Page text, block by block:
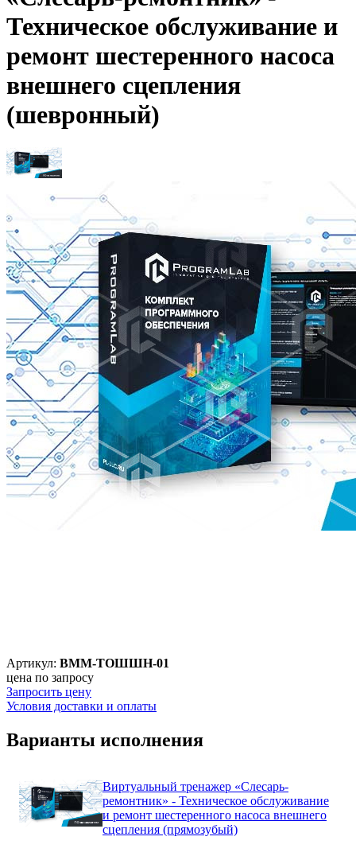
Техническое обслуживание и
ремонт шестеренного насоса
внешнего сцепления
(шевронный)
Артикул: ВММ-ТОШШН-01
цена по запросу
Запросить цену
Условия доставки и оплаты
Варианты исполнения
Виртуальный тренажер «Слесарь-
ремонтник» - Техническое обслуживание
и ремонт шестеренного насоса внешнего
сцепления (прямозубый)